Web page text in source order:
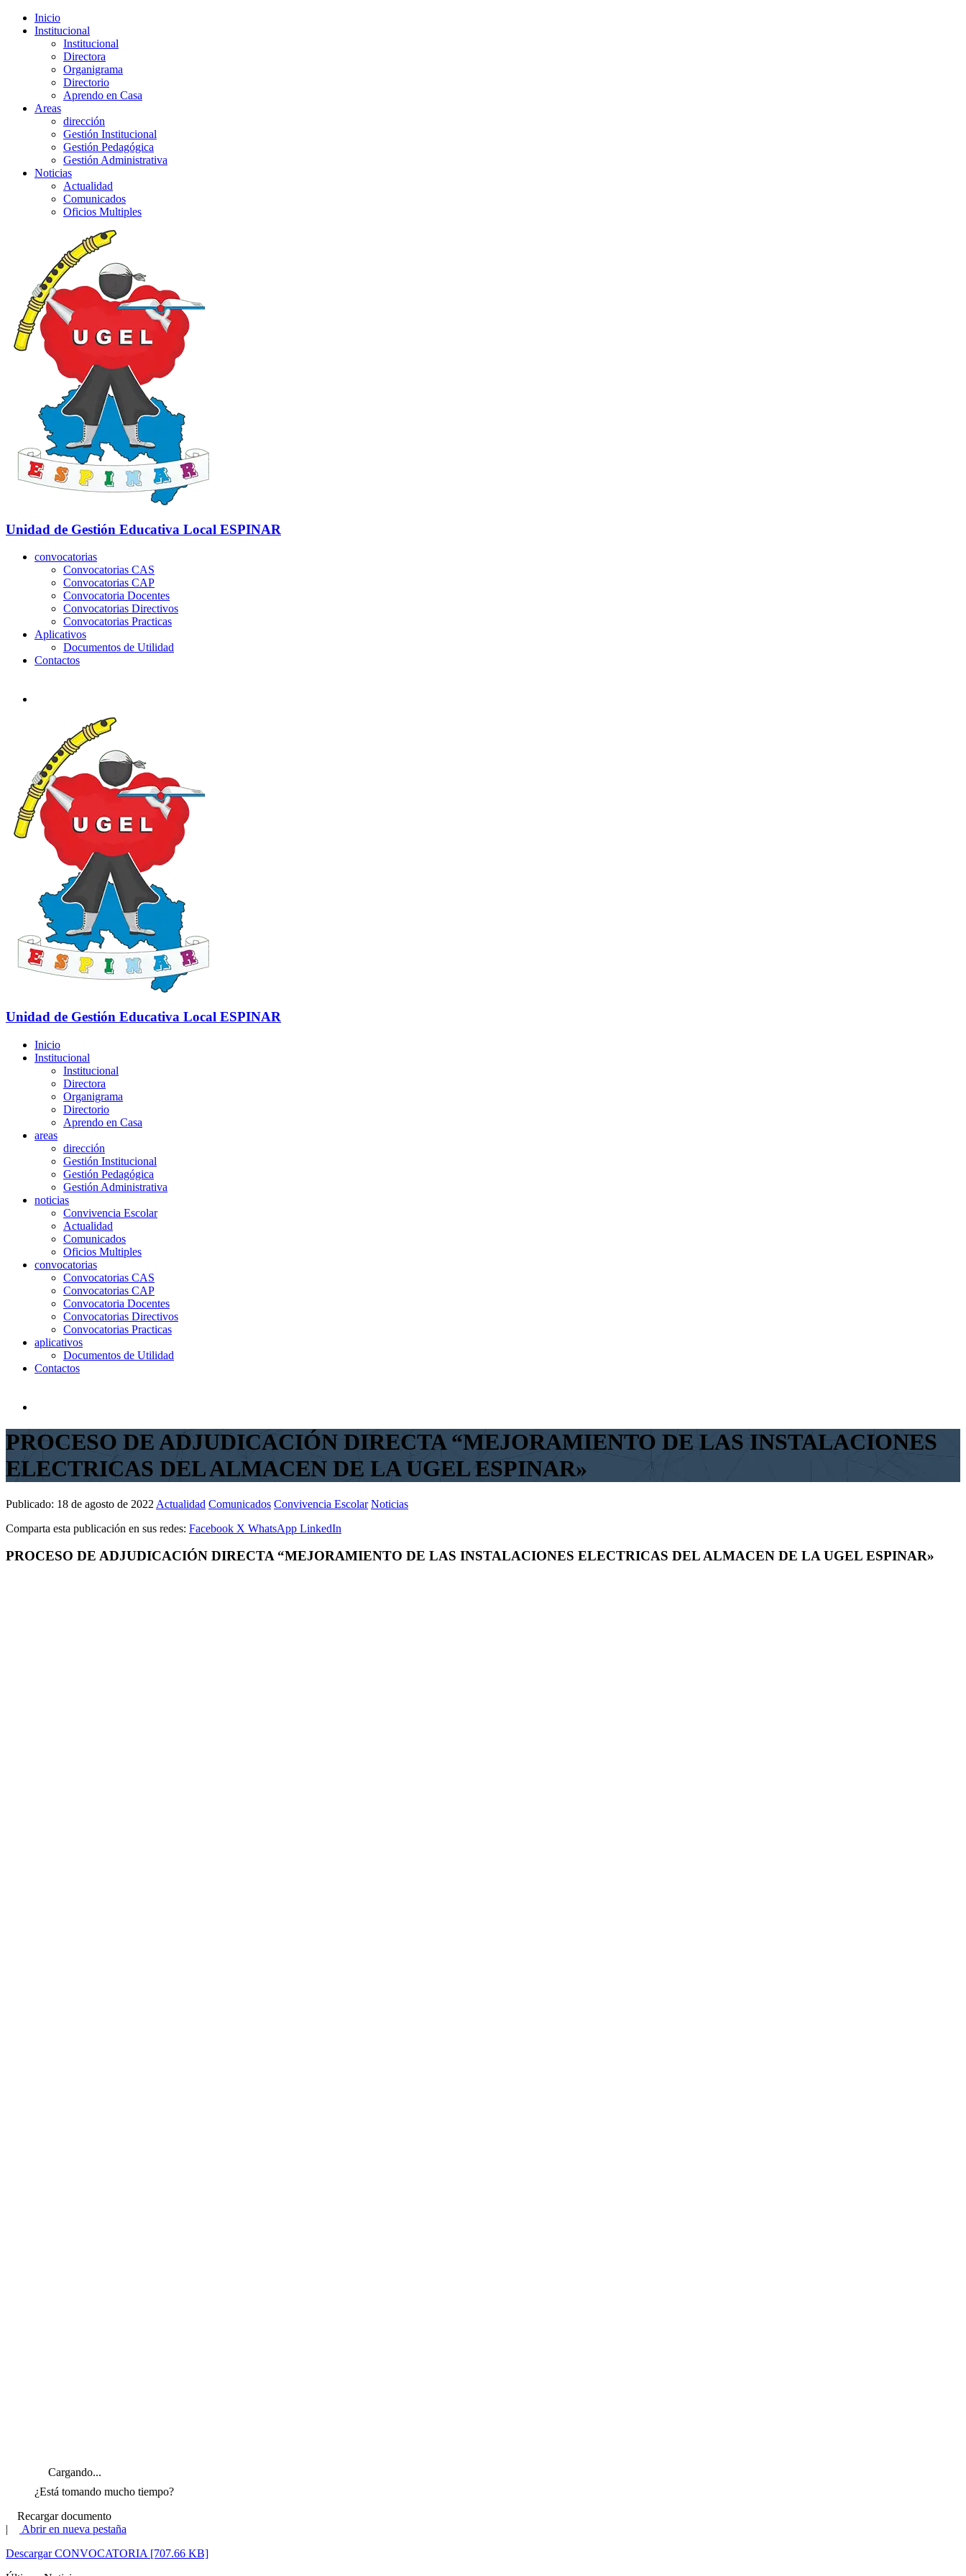
Inicio
Institucional
Institucional
Directora
Organigrama
Directorio
Aprendo en Casa
Areas
dirección
Gestión Institucional
Gestión Pedagógica
Gestión Administrativa
Noticias
Actualidad
Comunicados
Oficios Multiples
Unidad de Gestión Educativa Local ESPINAR
convocatorias
Convocatorias CAS
Convocatorias CAP
Convocatoria Docentes
Convocatorias Directivos
Convocatorias Practicas
Aplicativos
Documentos de Utilidad
Contactos
Unidad de Gestión Educativa Local ESPINAR
Inicio
Institucional
Institucional
Directora
Organigrama
Directorio
Aprendo en Casa
areas
dirección
Gestión Institucional
Gestión Pedagógica
Gestión Administrativa
noticias
Convivencia Escolar
Actualidad
Comunicados
Oficios Multiples
convocatorias
Convocatorias CAS
Convocatorias CAP
Convocatoria Docentes
Convocatorias Directivos
Convocatorias Practicas
aplicativos
Documentos de Utilidad
Contactos
PROCESO DE ADJUDICACIÓN DIRECTA “MEJORAMIENTO DE LAS INSTALACIONES
ELECTRICAS DEL ALMACEN DE LA UGEL ESPINAR»
Publicado: 18 de agosto de 2022 Actualidad Comunicados Convivencia Escolar Noticias
Comparta esta publicación en sus redes: Facebook X WhatsApp LinkedIn
PROCESO DE ADJUDICACIÓN DIRECTA “MEJORAMIENTO DE LAS INSTALACIONES ELECTRICAS DEL ALMACEN DE LA UGEL ESPINAR»
Cargando...
¿Está tomando mucho tiempo?
Recargar documento
|
Abrir en nueva pestaña
Descargar CONVOCATORIA [707.66 KB]